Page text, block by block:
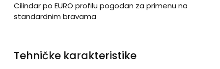
Cilindar po EURO profilu pogodan za primenu na
standardnim bravama
Tehničke karakteristike